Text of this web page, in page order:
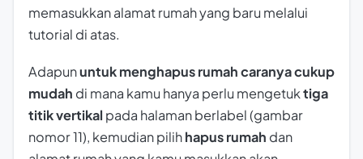
memasukkan alamat rumah yang baru melalui
tutorial di atas.
Adapununtukmenghapus rumah caranya cukup
mudah di mana kamu hanya perlu mengetuktiga
titik vertikalpada halaman berlabel (gambar
nomor 11), kemudian pilihhapus rumah dan